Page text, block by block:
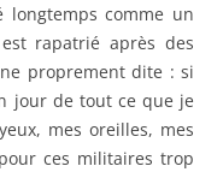
comme un
rapatrié après des
proprement dite : si
jour de tout ce que je
mes oreilles, mes
ces militaires trop